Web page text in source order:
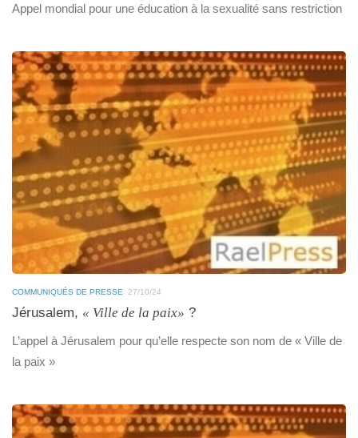
Appel mondial pour une éducation à la sexualité sans restriction
COMMUNIQUÉS DE PRESSE 27/10/24
Jérusalem, « Ville de la paix» ?
L’appel à Jérusalem pour qu’elle respecte son nom de « Ville de
la paix »